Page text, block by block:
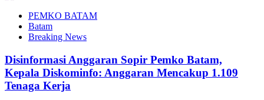
PEMKO BATAM
Batam
Breaking News
Disinformasi Anggaran Sopir Pemko Batam,
Kepala Diskominfo: Anggaran Mencakup 1.109
Tenaga Kerja